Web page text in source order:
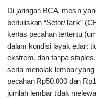
Di jaringan BCA, mesin
bertuliskan “Setor/Tarik”
kertas pecahan tertentu
dalam kondisi layak edar:
ekstrem, dan tanpa
serta menolak lembar
pecahan Rp50.000 dan
jumlah lembar tidak